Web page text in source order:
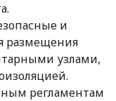
и
размещения
узлами,
регламентам